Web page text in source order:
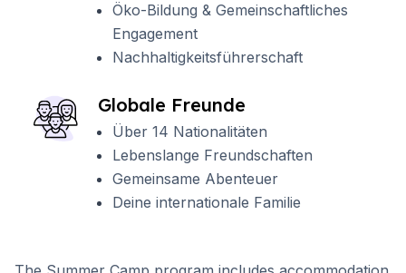
Öko-Bildung & Gemeinschaftliches
Engagement
Nachhaltigkeitsführerschaft
Globale Freunde
Über 14 Nationalitäten
Lebenslange Freundschaften
Gemeinsame Abenteuer
Deine internationale Familie